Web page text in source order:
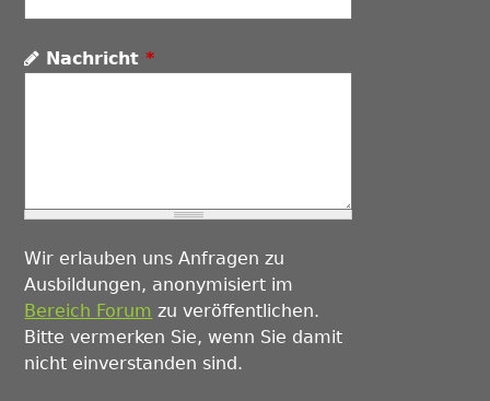
Nachricht*
Wir erlauben uns Anfragen zu
Ausbildungen, anonymisiert im
Bereich Forum zu veröffentlichen.
Bitte vermerken Sie, wenn Sie damit
nicht einverstanden sind.